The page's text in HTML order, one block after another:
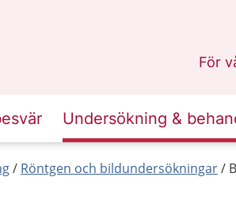
För
Undersökning &
Röntgen och bildundersökningar